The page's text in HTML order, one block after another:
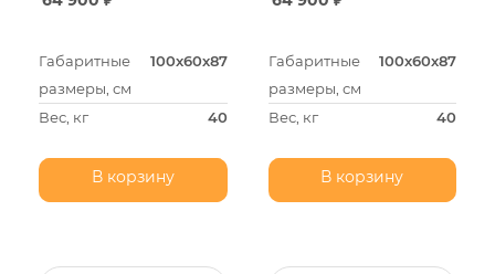
Габаритные
размеры, см
100х60х87
Вес, кг 40
В корзину
Габаритные
размеры, см
100х60х87
Вес, кг 40
В корзину